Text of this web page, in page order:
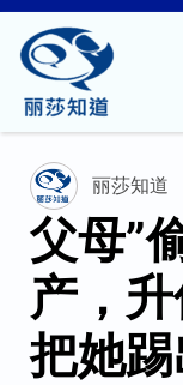
丽莎知道
父母”
产，
把她踢